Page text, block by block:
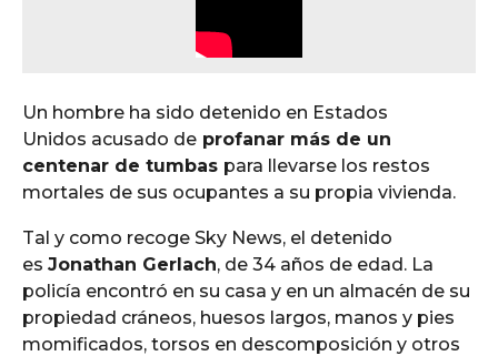
Un hombre ha sido detenido en Estados
Unidos acusado de profanar más de un
centenar de tumbas para llevarse los restos
mortales de sus ocupantes a su propia vivienda.
Tal y como recoge Sky News, el detenido
es Jonathan Gerlach, de 34 años de edad. La
policía encontró en su casa y en un almacén de su
propiedad cráneos, huesos largos, manos y pies
momificados, torsos en descomposición y otros